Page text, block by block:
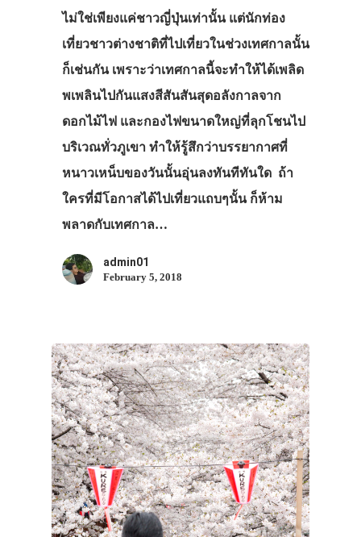
ไม่ใช่เพียงแค่ชาวญี่ปุ่นเท่านั้น แต่นักท่อง
เที่ยวชาวต่างชาติที่ไปเที่ยวในช่วงเทศกาลนั้น
ก็เช่นกัน เพราะว่าเทศกาลนี้จะทำให้ได้เพลิด
พเพลินไปกันแสงสีสันสันสุดอลังกาลจาก
ดอกไม้ไฟ และกองไฟขนาดใหญ่ที่ลุกโชนไป
บริเวณทั่วภูเขา ทำให้รู้สึกว่าบรรยากาศที่
หนาวเหน็บของวันนั้นอุ่นลงทันทีทันใด ถ้า
ใครที่มีโอกาสได้ไปเที่ยวแถบๆนั้น ก็ห้าม
พลาดกับเทศกาล…
admin01
February 5, 2018